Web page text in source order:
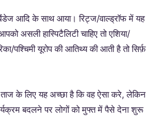
बैंडेज आदि के साथ आया। रिट्ज/वाल्ड्रॉफ में यह
असली हास्पिटैलिटी चाहिए तो एशिया/
पश्चिमी यूरोप की आतिथ्य की आती है तो सिर्फ़
के लिए यह अच्छा है कि वह ऐसा करे, लेकिन
बदलने पर लोगों को मुफ्त में पैसे देना शुरू